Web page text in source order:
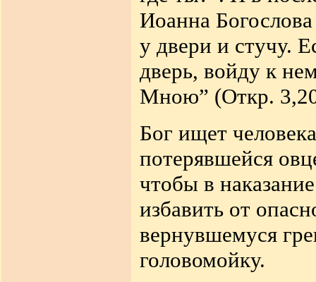
Иоанна
у двери и стучу.
дверь, войду к
Мною” (Откр.
Бог ищет
потерявшейся
чтобы в
избавить от
вернувшемуся
головомойку.